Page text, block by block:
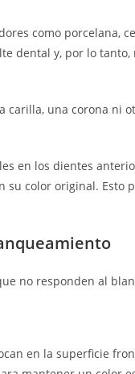
como porcelana,
dental y, por lo tanto,
carilla, una corona ni
en los dientes
color original. Esto
no responden al
en la superficie